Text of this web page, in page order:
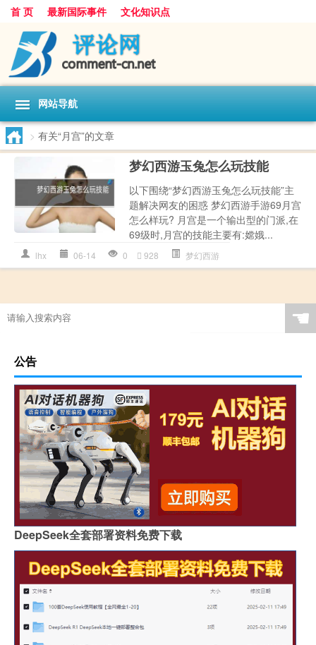
首 页 最新国际事件 文化知识点
网站导航
> 有关“月宫”的文章
梦幻西游玉兔怎么玩技能
以下围绕“梦幻西游玉兔怎么玩技能”主
题解决网友的困惑 梦幻西游手游69月宫
怎么样玩? 月宫是一个输出型的门派,在
69级时,月宫的技能主要有:嫦娥...
lhx 06-14 0 928 梦幻西游
☚
公告
DeepSeek全套部署资料免费下载